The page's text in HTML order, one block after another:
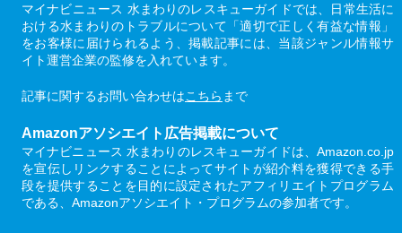
マイナビニュース 水まわりのレスキューガイドでは、日常生活に
おける水まわりのトラブルについて「適切で正しく有益な情報」
をお客様に届けられるよう、掲載記事には、当該ジャンル情報サ
イト運営企業の監修を入れています。
記事に関するお問い合わせはこちら まで
Amazonアソシエイト広告掲載について
マイナビニュース 水まわりのレスキューガイドは、Amazon.co.jp
を宣伝しリンクすることによってサイトが紹介料を獲得できる手
段を提供することを目的に設定されたアフィリエイトプログラム
である、Amazonアソシエイト・プログラムの参加者です。